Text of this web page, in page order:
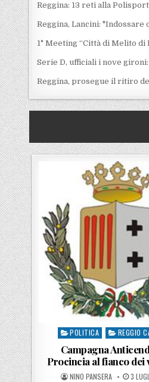
Reggina: 13 reti alla
Reggina, Lancini: "Indossare
1° Meeting “Città di Melito di
Serie D, ufficiali i nove
Reggina, prosegue il ritiro
Posted in
POLITICA REGGIO
Campagna
Procincia al fianco dei
POSTED BY
NINO PANSERA 3